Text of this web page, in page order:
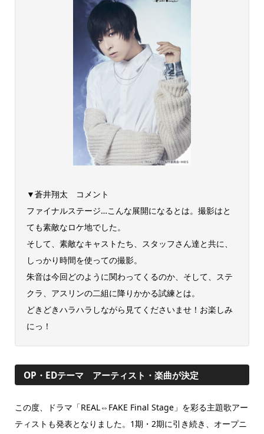
▼蒼井翔太 コメント
ファイナルステージ…こんな展開になるとは。撮影はと
ても素敵なロケ地でした。
そして、素敵なキャストたち、スタッフさん達と共に、
しっかり時間を使っての撮影。
朱音は今回どのように関わってくるのか、そして、ステ
クラ、アスリンの二組に降りかかる試練とは。
どきどきハラハラしながら見てくださいませ！お楽しみ
にっ！
OP・EDテーマ アーティスト・楽曲が決定
この度、ドラマ「REAL⇔FAKE Final Stage」を彩る主題歌アー
ティストも発表となりました。1期・2期に引き続き、オープニ